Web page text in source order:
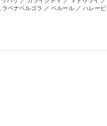
ベナベルゴラ ／ ベルール ／ ハレー